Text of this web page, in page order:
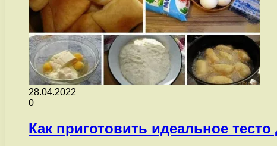
28.04.2022
0
Как приготовить идеальное